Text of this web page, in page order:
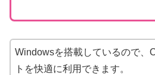
Windowsを搭載しているので、
トを快適に利用できます。